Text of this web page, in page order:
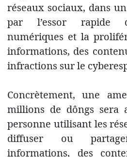
réseaux sociaux, dans
par l’essor rapide
numériques et la
informations, des
infractions sur le
Concrètement, une
millions de dôngs sera
personne utilisant les
diffuser ou
informations, des